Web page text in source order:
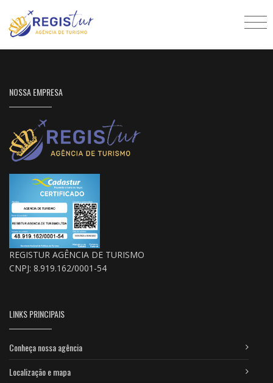
NOSSA EMPRESA
REGISTUR AGÊNCIA DE TURISMO
CNPJ: 8.919.162/0001-54
LINKS PRINCIPAIS
Conheça nossa agência
Localização e mapa